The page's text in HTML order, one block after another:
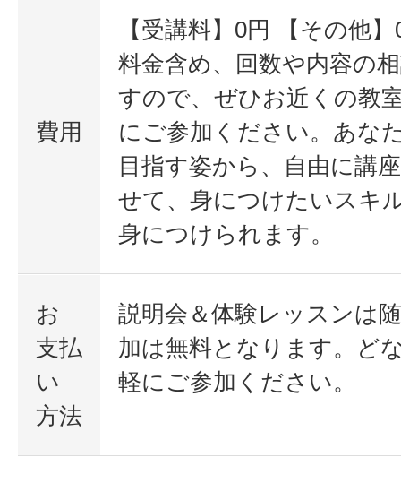
費用
【受講料】0円 【その他
料金含め、回数や内容の
すので、ぜひお近くの教
にご参加ください。あな
目指す姿から、自由に講
せて、身につけたいスキ
身につけられます。
お
支払
い
方法
説明会＆体験レッスンは
加は無料となります。ど
軽にご参加ください。